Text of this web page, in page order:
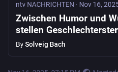
ntv NACHRICHTEN · Nov 16,
Zwischen Humor und
stellen
BySolveig Bach